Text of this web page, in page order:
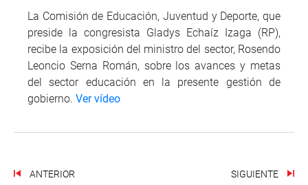
La Comisión de Educación, Juventud y Deporte, que
preside la congresista Gladys Echaíz Izaga (RP),
recibe la exposición del ministro del sector, Rosendo
Leoncio Serna Román, sobre los avances y metas
del sector educación en la presente gestión de
gobierno. Ver vídeo
ANTERIOR SIGUIENTE